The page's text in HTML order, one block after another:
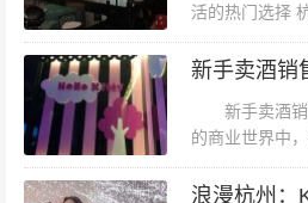
活的热门选择
满现代气息的
魅力。在忙碌
新手卖酒销
的商业世界中
可或缺的利器
有效的销售话